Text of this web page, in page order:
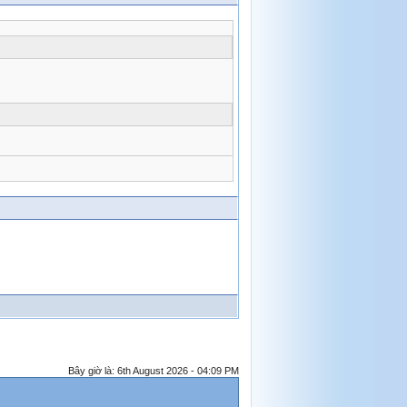
Bây giờ là: 6th August 2026 - 04:09 PM